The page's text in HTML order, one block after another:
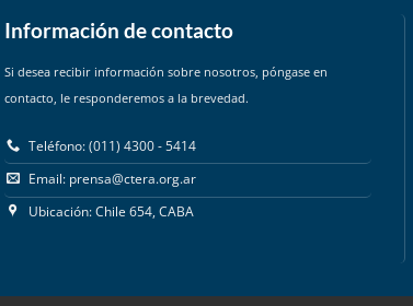
Información de contacto
Si desea recibir información sobre nosotros, póngase en
contacto, le responderemos a la brevedad.
Teléfono: (011) 4300 - 5414
Email: prensa@ctera.org.ar
Ubicación: Chile 654, CABA